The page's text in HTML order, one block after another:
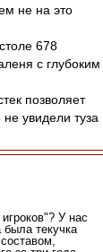
не на это
678
с глубоким
позволяет
увидели туза
У нас
текучка